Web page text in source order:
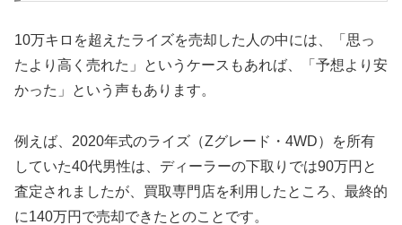
10万キロを超えたライズを売却した人の中には、「思っ
たより高く売れた」というケースもあれば、「予想より安
かった」という声もあります。
例えば、2020年式のライズ（Zグレード・4WD）を所有
していた40代男性は、ディーラーの下取りでは90万円と
査定されましたが、買取専門店を利用したところ、最終的
に140万円で売却できたとのことです。